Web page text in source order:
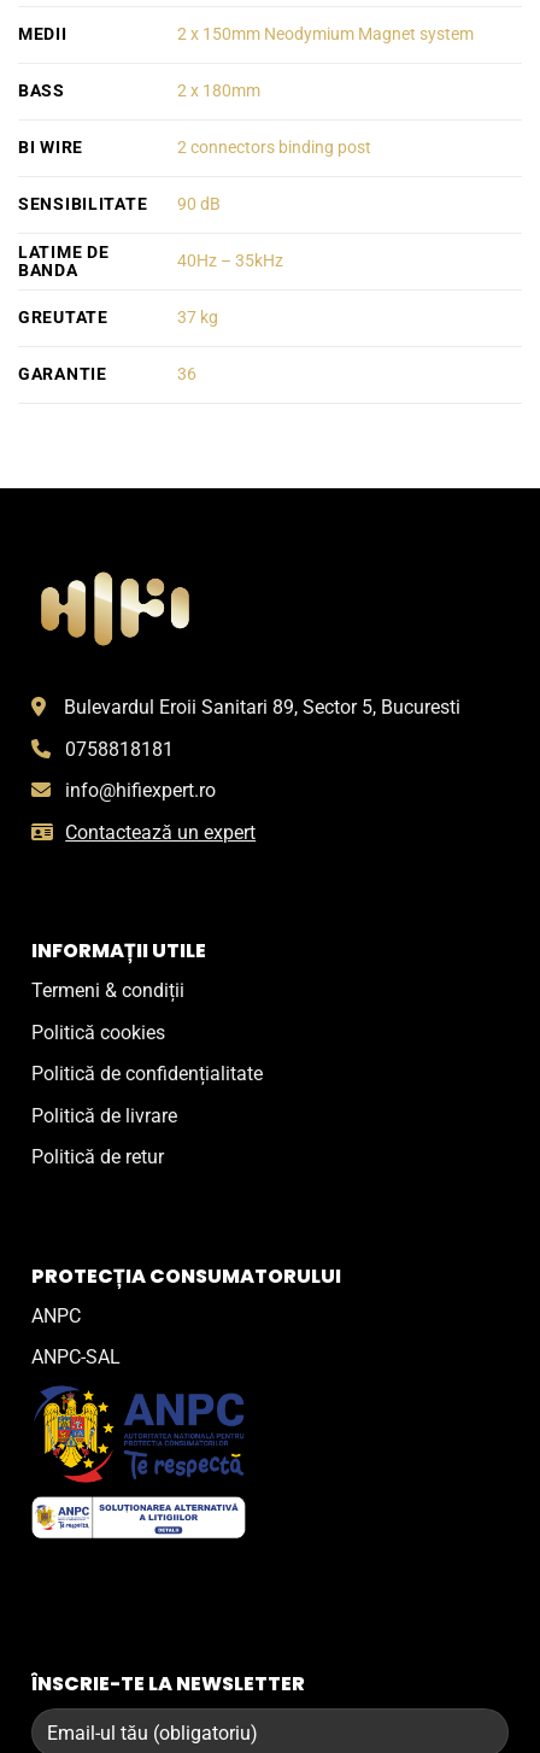
MEDII 2 x 150mm Neodymium Magnet system
BASS 2 x 180mm
BI WIRE 2 connectors binding post
SENSIBILITATE 90 dB
LATIME DE
BANDA
40Hz – 35kHz
GREUTATE 37 kg
GARANTIE 36
Bulevardul Eroii Sanitari 89, Sector 5, Bucuresti
0758818181
info@hifiexpert.ro
Contactează un expert
INFORMAȚII UTILE
Termeni & condiții
Politică cookies
Politică de confidențialitate
Politică de livrare
Politică de retur
PROTECȚIA CONSUMATORULUI
ANPC
ANPC-SAL
ÎNSCRIE-TE LA NEWSLETTER